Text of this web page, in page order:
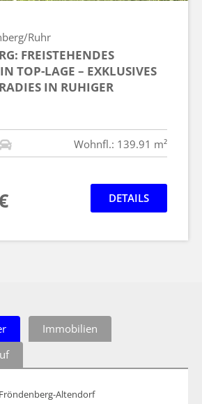
Ruhr
FREISTEHENDES
TOP-LAGE – EXKLUSIVES
IN RUHIGER
Wohnfl.: 139.91 m²
DETAILS
Immobilien
Altendorf